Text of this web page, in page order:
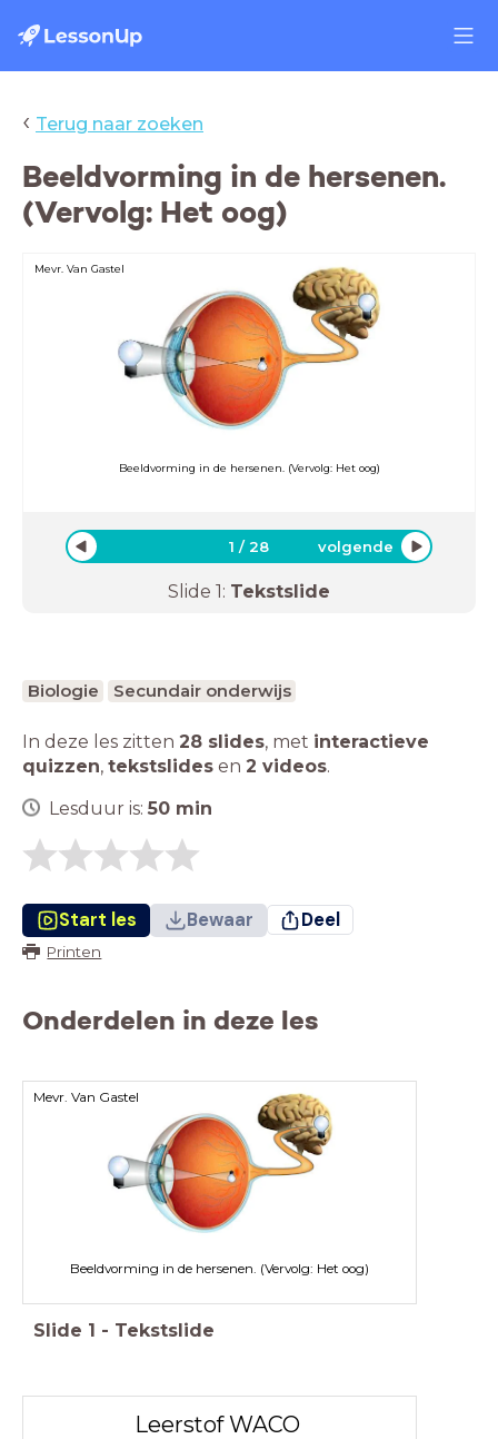
‹ Terug naar zoeken
Beeldvorming in de hersenen.
(Vervolg: Het oog)
Beeldvorming in de hersenen. (Vervolg: Het oog)
Mevr. Van Gastel
1 /28 volgende
Slide 1: Tekstslide
Biologie Secundair onderwijs
In deze les zitten 28 slides, met interactieve
quizzen, tekstslides en 2 videos.
Lesduur is: 50 min
Start les Bewaar Deel
Printen
Onderdelen in deze les
Beeldvorming in de hersenen. (Vervolg: Het oog)
Mevr. Van Gastel
Slide 1 - Tekstslide
Leerstof WACO